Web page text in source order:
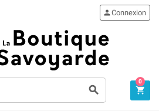

Connexion

0